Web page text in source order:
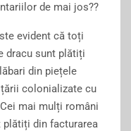
de mai jos??
evident că toți
dracu sunt plătiți
din piețele
colonializate cu
mai mulți români
din facturarea